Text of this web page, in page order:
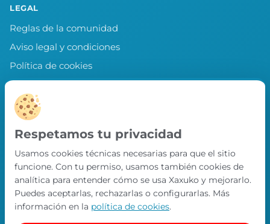
LEGAL
Reglas de la comunidad
Aviso legal y condiciones
Política de cookies
Política de privacidad
Preferencias de cookies
LLEVA XAXUKO CONTIGO
Chollos, misiones y recompensas desde
nuestra APP.
PRÓXIMAMENTE EN
App Store
Respetamos tu privacidad
Usamos cookies técnicas necesarias para que el sitio
funcione. Con tu permiso, usamos también cookies de
analítica para entender cómo se usa Xaxuko y mejorarlo.
Puedes aceptarlas, rechazarlas o configurarlas. Más
información en la política de cookies.